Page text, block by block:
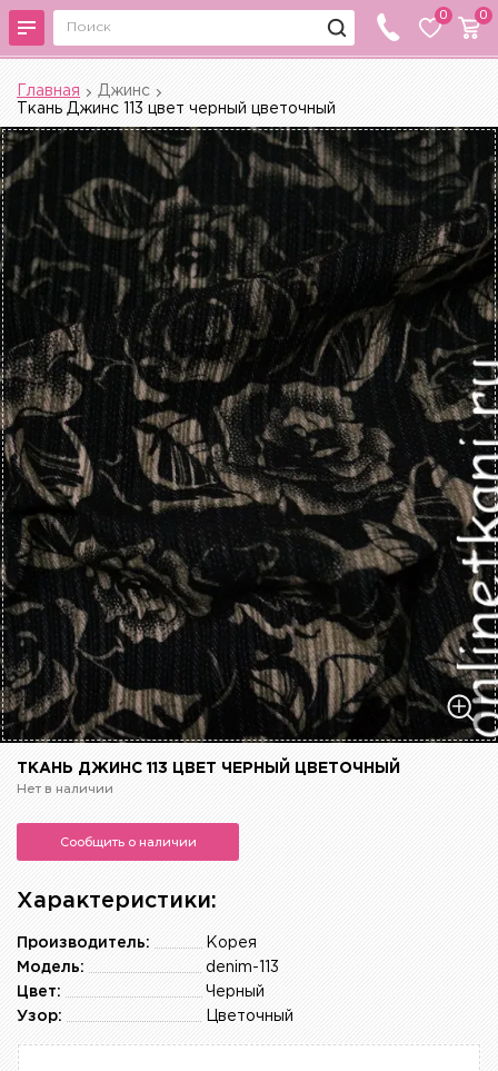
0 0
Главная
Джинс
Ткань Джинс 113 цвет черный цветочный
ТКАНЬ ДЖИНС 113 ЦВЕТ ЧЕРНЫЙ ЦВЕТОЧНЫЙ
Нет в наличии
Сообщить о наличии
Характеристики:
Корея
Производитель:
denim-113
Модель:
Черный
Цвет:
Цветочный
Узор: